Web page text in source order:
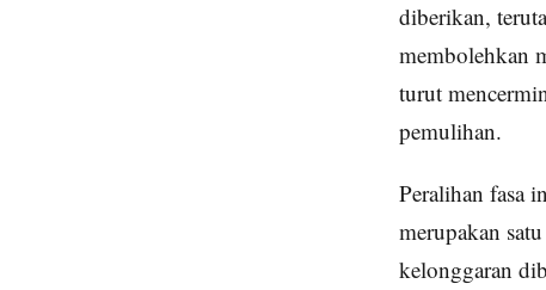
diberikan,
membolehkan
turut
pemulihan.
Peralihan fasa
merupakan
kelonggaran